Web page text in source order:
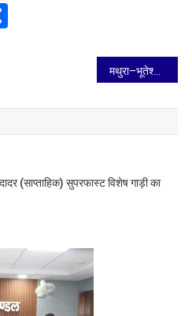
Share
(साप्ताहिक) सुपरफास्ट विशेष गाड़ी का